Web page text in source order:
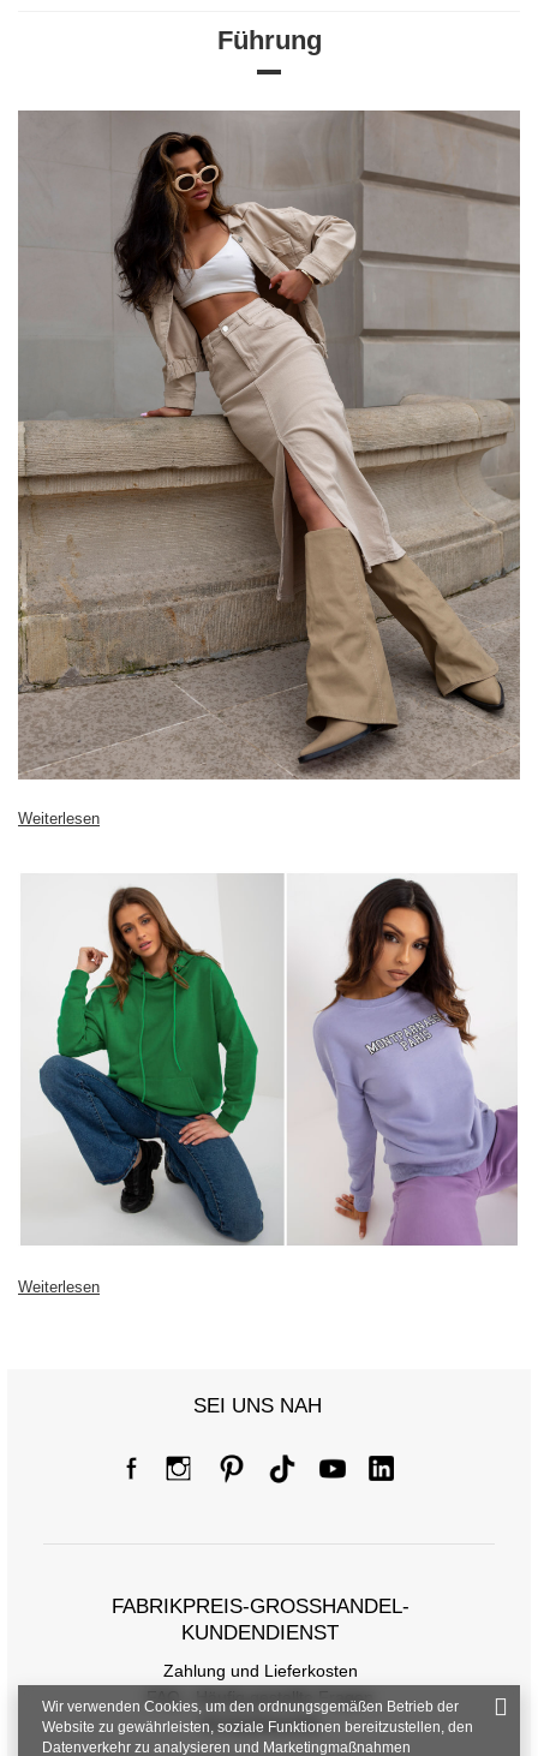
Größentabelle
Maße flach gemessen (+/- 1cm)
S/M
[A] Brustumfang 150
[C] Hüftumfang 106 110
[D] Gesamtlänge 102 102
[E] Ärmellänge 40
Führung
Weiterlesen
Weiterlesen
SEI UNS NAH
FABRIKPREIS-GROSSHANDEL-K
UNDENDIENST
Zahlung und Lieferkosten
FAQ - Häufig gestellte Fragen
Rückgabepolitik
Wir verwenden Cookies, um den ordnungsgemäßen Betrieb der
Website zu gewährleisten, soziale Funktionen bereitzustellen, den
Datenverkehr zu analysieren und Marketingmaßnahmen